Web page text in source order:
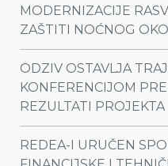
MODERNIZACIJE
ZAŠTITI NOĆNOG
ODZIV OSTAVLJA
KONFERENCIJOM
REZULTATI PROJEKTA
REDEA-I URUČEN